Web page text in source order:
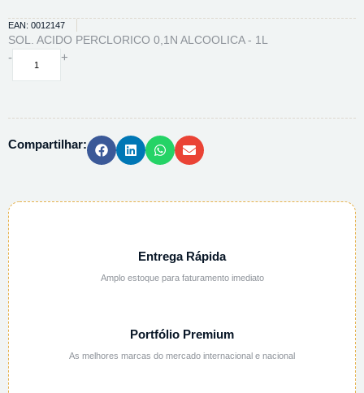
EAN: 0012147
SOL. ACIDO PERCLORICO 0,1N ALCOOLICA - 1L
-
SOL.
-
+
Compartilhar:
Entrega Rápida
Amplo estoque para faturamento imediato
Portfólio Premium
As melhores marcas do mercado internacional e nacional